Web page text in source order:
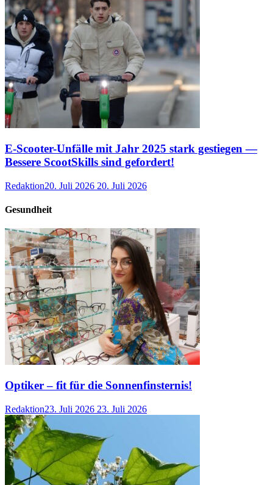
E-Scooter-Unfälle mit Jahr 2025 stark gestiegen —
Bessere ScootSkills sind gefordert!
Redaktion20. Juli 2026 20. Juli 2026
Gesundheit
Optiker – fit für die Sonnenfinsternis!
Redaktion23. Juli 2026 23. Juli 2026